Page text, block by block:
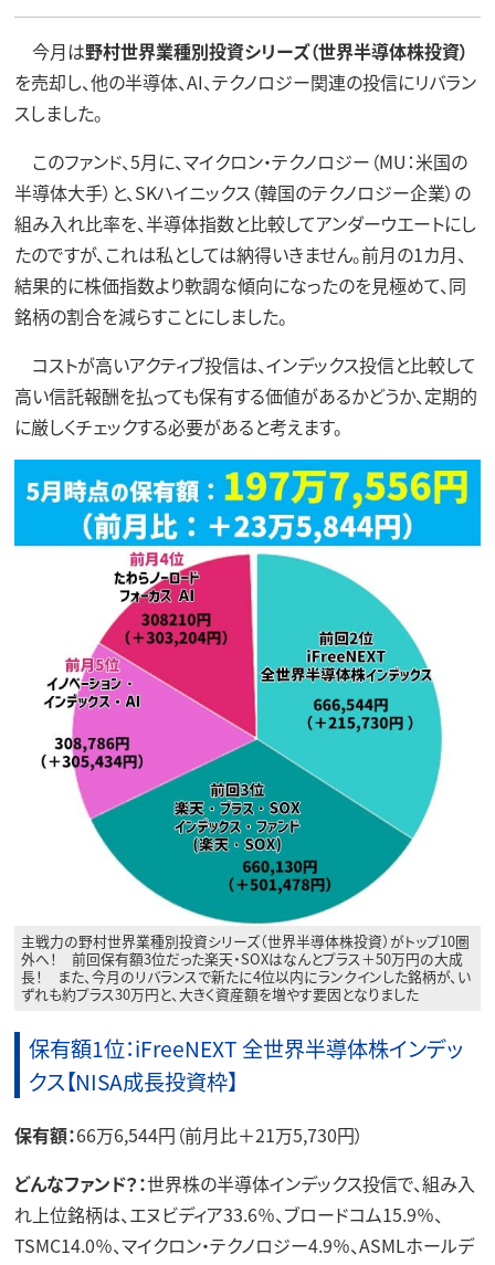
今月は野村世界業種別投資シリーズ（世界半導体株投資）
を売却し、他の半導体、AI、テクノロジー関連の投信にリバラン
スしました。
このファンド、5月に、マイクロン・テクノロジー（MU：米国の
半導体大手）と、SKハイニックス（韓国のテクノロジー企業）の
組み入れ比率を、半導体指数と比較してアンダーウエートにし
たのですが、これは私としては納得いきません。前月の1カ月、
結果的に株価指数より軟調な傾向になったのを見極めて、同
銘柄の割合を減らすことにしました。
コストが高いアクティブ投信は、インデックス投信と比較して
高い信託報酬を払っても保有する価値があるかどうか、定期的
に厳しくチェックする必要があると考えます。
主戦力の野村世界業種別投資シリーズ（世界半導体株投資）がトップ10圏
外へ！ 前回保有額3位だった楽天・SOXはなんとプラス＋50万円の大成
長！ また、今月のリバランスで新たに4位以内にランクインした銘柄が、い
ずれも約プラス30万円と、大きく資産額を増やす要因となりました
保有額1位：iFreeNEXT 全世界半導体株インデッ
クス【NISA成長投資枠】
保有額：66万6,544円（前月比＋21万5,730円）
どんなファンド？：世界株の半導体インデックス投信で、組み入
れ上位銘柄は、エヌビディア33.6％、ブロードコム15.9％、
TSMC14.0％、マイクロン・テクノロジー4.9％、ASMLホールデ